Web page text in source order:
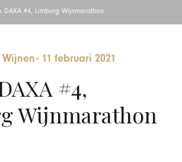
DAXA #4, Limburg Wijnmarathon
Wijnen- 11 februari 2021
#4,
Wijnmarathon